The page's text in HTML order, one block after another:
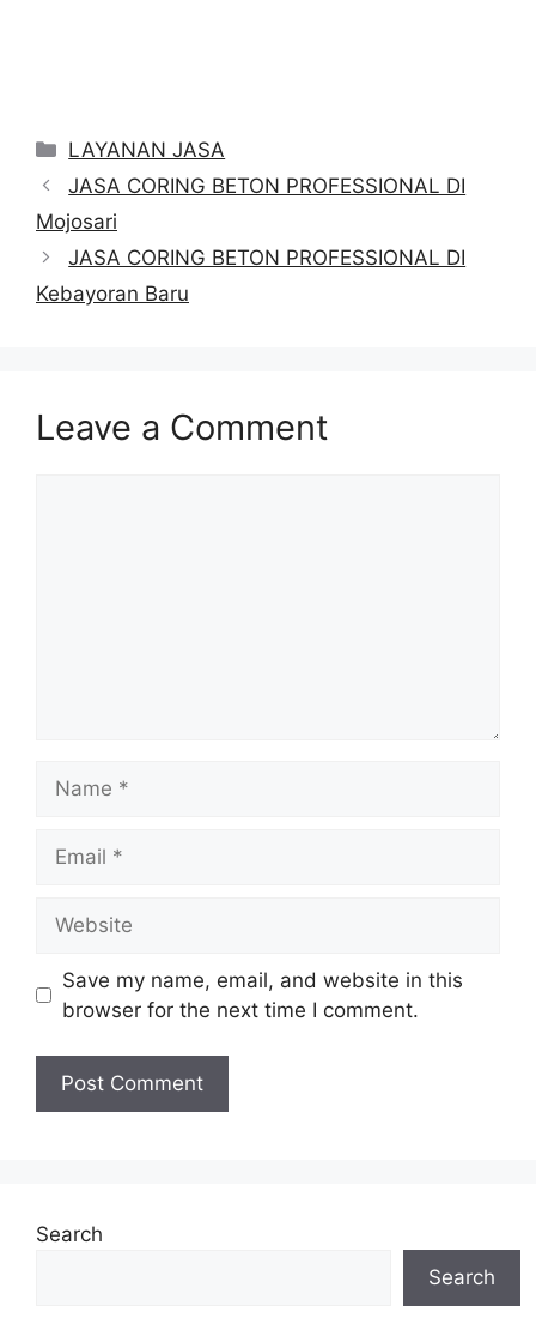
Categories
LAYANAN JASA
JASA CORING BETON PROFESSIONAL DI
Mojosari
JASA CORING BETON PROFESSIONAL DI
Kebayoran Baru
Leave a Comment
Save my name, email, and website in this
browser for the next time I comment.
Search
Search